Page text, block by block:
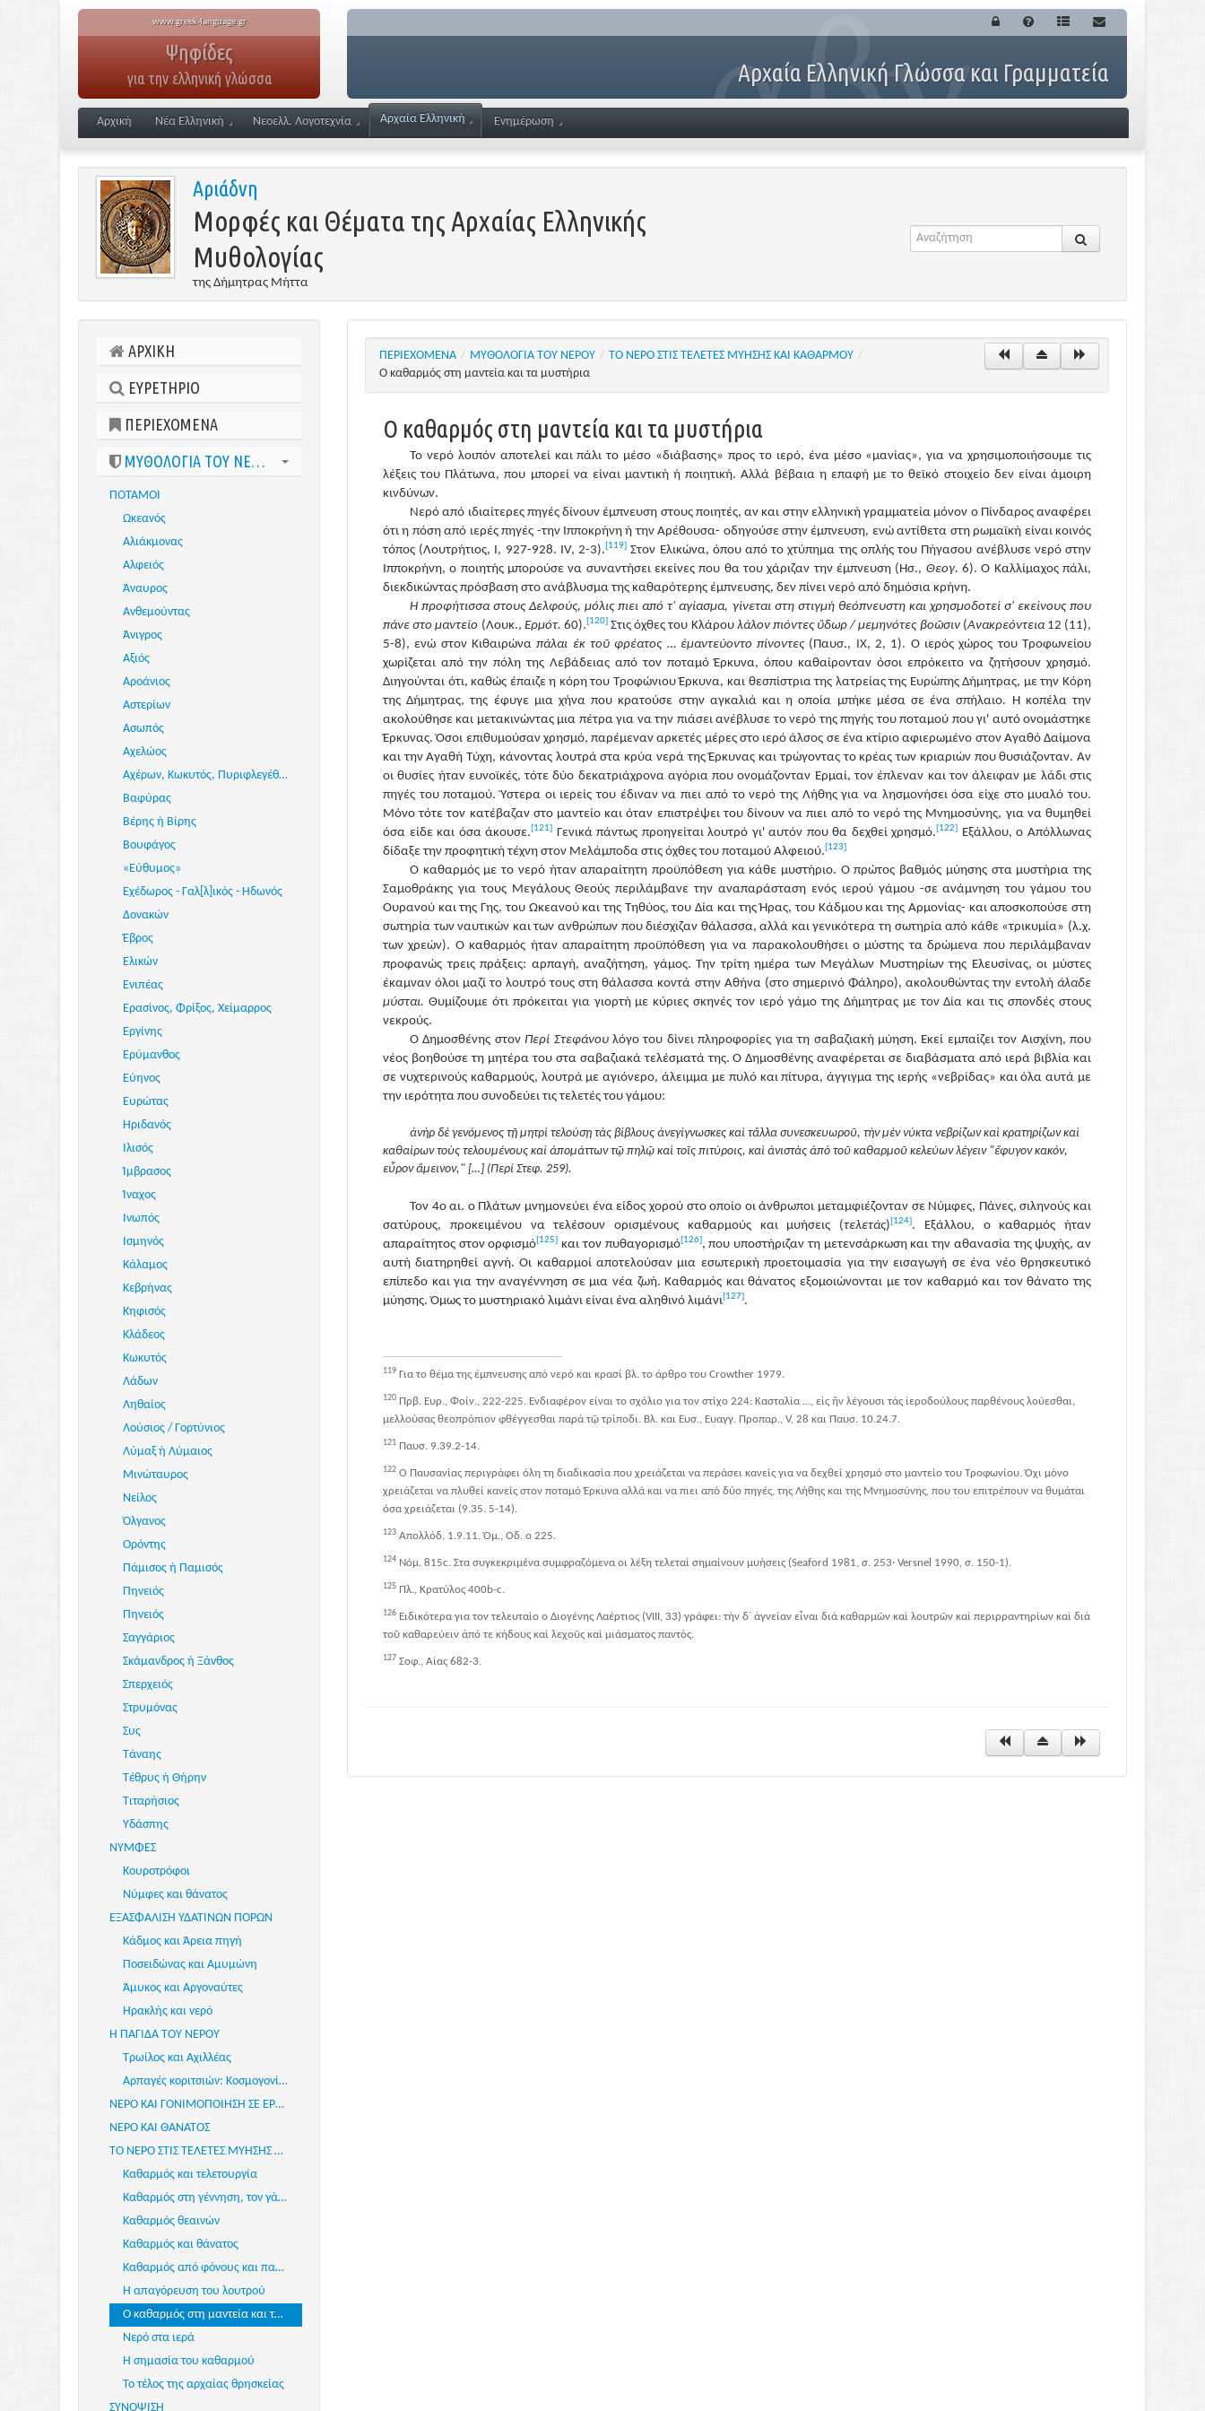
www.greek-language.gr
Ψηφίδες
για την ελληνική γλώσσα Αρχαία Ελληνική Γλώσσα και Γραμματεία
Αρχική Νέα Ελληνική Νεοελλ. Λογοτεχνία Αρχαία Ελληνική Ενημέρωση
Αριάδνη
Μορφές και Θέματα της Αρχαίας Ελληνικής
Μυθολογίας
της Δήμητρας Μήττα
ΑΡΧΙΚΗ
ΕΥΡΕΤΗΡΙΟ
ΠΕΡΙΕΧΟΜΕΝΑ
ΜΥΘΟΛΟΓΙΑ ΤΟΥ ΝΕΡΟΥ
ΠΟΤΑΜΟΙ
Ωκεανός
Αλιάκμονας
Αλφειός
Άναυρος
Ανθεμούντας
Άνιγρος
Αξιός
Αροάνιος
Αστερίων
Ασωπός
Αχελώος
Αχέρων, Κωκυτός, Πυριφλεγέθων
Βαφύρας
Βέρης ή Βίρης
Βουφάγος
«Εύθυμος»
Εχέδωρος - Γαλ[λ]ικός - Ηδωνός
Δονακών
Έβρος
Ελικών
Ενιπέας
Ερασίνος, Φρίξος, Χείμαρρος
Εργίνης
Ερύμανθος
Εύηνος
Ευρώτας
Ηριδανός
Ιλισός
Ίμβρασος
Ίναχος
Ινωπός
Ισμηνός
Κάλαμος
Κεβρήνας
Κηφισός
Κλάδεος
Κωκυτός
Λάδων
Ληθαίος
Λούσιος / Γορτύνιος
Λύμαξ ή Λύμαιος
Μινώταυρος
Νείλος
Όλγανος
Ορόντης
Πάμισος ή Παμισός
Πηνειός
Πηνειός
Σαγγάριος
Σκάμανδρος ή Ξάνθος
Σπερχειός
Στρυμόνας
Συς
Τάναης
Τέθρυς ή Θήρην
Τιταρήσιος
Υδάσπης
ΝΥΜΦΕΣ
Κουροτρόφοι
Νύμφες και θάνατος
ΕΞΑΣΦΑΛΙΣΗ ΥΔΑΤΙΝΩΝ ΠΟΡΩΝ
Κάδμος και Άρεια πηγή
Ποσειδώνας και Αμυμώνη
Άμυκος και Αργοναύτες
Ηρακλής και νερό
Η ΠΑΓΙΔΑ ΤΟΥ ΝΕΡΟΥ
Τρωίλος και Αχιλλέας
Αρπαγές κοριτσιών: Κοσμογονία, Γάμος, Θάνατος, Πολιτική
ΝΕΡΟ ΚΑΙ ΓΟΝΙΜΟΠΟΙΗΣΗ ΣΕ ΕΡΓΑ ΤΩΝ ΤΕΧΝΩΝ
ΝΕΡΟ ΚΑΙ ΘΑΝΑΤΟΣ
ΤΟ ΝΕΡΟ ΣΤΙΣ ΤΕΛΕΤΕΣ ΜΥΗΣΗΣ ΚΑΙ ΚΑΘΑΡΜΟΥ
Καθαρμός και τελετουργία
Καθαρμός στη γέννηση, τον γάμο, τον θάνατο
Καθαρμός θεαινών
Καθαρμός και θάνατος
Καθαρμός από φόνους και παράνοια
Η απαγόρευση του λουτρού
Ο καθαρμός στη μαντεία και τα μυστήρια
Νερό στα ιερά
Η σημασία του καθαρμού
Το τέλος της αρχαίας θρησκείας
ΣΥΝΟΨΙΣΗ
ΠΕΡΙΕΧΟΜΕΝΑ / ΜΥΘΟΛΟΓΙΑ ΤΟΥ ΝΕΡΟΥ / ΤΟ ΝΕΡΟ ΣΤΙΣ ΤΕΛΕΤΕΣ ΜΥΗΣΗΣ ΚΑΙ ΚΑΘΑΡΜΟΥ /
Ο καθαρμός στη μαντεία και τα μυστήρια
Ο καθαρμός στη μαντεία και τα μυστήρια
Το νερό λοιπόν αποτελεί και πάλι το μέσο «διάβασης» προς το ιερό, ένα μέσο «μανίας», για να χρησιμοποιήσουμε τις
λέξεις του Πλάτωνα, που μπορεί να είναι μαντική ή ποιητική. Αλλά βέβαια η επαφή με το θεϊκό στοιχείο δεν είναι άμοιρη
κινδύνων.
Νερό από ιδιαίτερες πηγές δίνουν έμπνευση στους ποιητές, αν και στην ελληνική γραμματεία μόνον ο Πίνδαρος αναφέρει
ότι η πόση από ιερές πηγές -την Ιπποκρήνη ή την Αρέθουσα- οδηγούσε στην έμπνευση, ενώ αντίθετα στη ρωμαϊκή είναι κοινός
τόπος (Λουτρήτιος, Ι, 927-928. IV, 2-3). [119]
Στον Ελικώνα, όπου από το χτύπημα της οπλής του Πήγασου ανέβλυσε νερό στην
Ιπποκρήνη, ο ποιητής μπορούσε να συναντήσει εκείνες που θα του χάριζαν την έμπνευση (Ησ., Θεογ. 6). Ο Καλλίμαχος πάλι,
διεκδικώντας πρόσβαση στο ανάβλυσμα της καθαρότερης έμπνευσης, δεν πίνει νερό από δημόσια κρήνη.
Η προφήτισσα στους Δελφούς, μόλις πιει από τ' αγίασμα, γίνεται στη στιγμή θεόπνευστη και χρησμοδοτεί σ' εκείνους που
πάνε στο μαντείο (Λουκ., Ερμότ. 60). [120] Στις όχθες του Κλάρου λάλον πιόντες ὓδωρ / μεμηνότες βοῶσιν(Ανακρεόντεια12 (11),
5-8), ενώ στον Κιθαιρώναπάλαι ἐκ τοῦ φρέατος … ἐμαντεύοντο πίνοντες(Παυσ., ΙΧ, 2, 1). Ο ιερός χώρος του Τροφωνείου
χωρίζεται από την πόλη της Λεβάδειας από τον ποταμό Έρκυνα, όπου καθαίρονταν όσοι επρόκειτο να ζητήσουν χρησμό.
Διηγούνται ότι, καθώς έπαιζε η κόρη του Τροφώνιου Έρκυνα, και θεσπίστρια της λατρείας της Ευρώπης Δήμητρας, με την Κόρη
της Δήμητρας, της έφυγε μια χήνα που κρατούσε στην αγκαλιά και η οποία μπήκε μέσα σε ένα σπήλαιο. Η κοπέλα την
ακολούθησε και μετακινώντας μια πέτρα για να την πιάσει ανέβλυσε το νερό της πηγής του ποταμού που γι' αυτό ονομάστηκε
Έρκυνας. Όσοι επιθυμούσαν χρησμό, παρέμεναν αρκετές μέρες στο ιερό άλσος σε ένα κτίριο αφιερωμένο στον Αγαθό Δαίμονα
και την Αγαθή Τύχη, κάνοντας λουτρά στα κρύα νερά της Έρκυνας και τρώγοντας το κρέας των κριαριών που θυσιάζονταν. Αν
οι θυσίες ήταν ευνοϊκές, τότε δύο δεκατριάχρονα αγόρια που ονομάζονταν Ερμαί, τον έπλεναν και τον άλειφαν με λάδι στις
πηγές του ποταμού. Ύστερα οι ιερείς του έδιναν να πιει από το νερό της Λήθης για να λησμονήσει όσα είχε στο μυαλό του.
Μόνο τότε τον κατέβαζαν στο μαντείο και όταν επιστρέψει του δίνουν να πιει από το νερό της Μνημοσύνης, για να θυμηθεί
όσα είδε και όσα άκουσε. [121] Γενικά πάντως προηγείται λουτρό γι' αυτόν που θα δεχθεί χρησμό. [122]
Εξάλλου, ο Απόλλωνας
δίδαξε την προφητική τέχνη στον Μελάμποδα στις όχθες του ποταμού Αλφειού. [123]
Ο καθαρμός με το νερό ήταν απαραίτητη προϋπόθεση για κάθε μυστήριο. Ο πρώτος βαθμός μύησης στα μυστήρια της
Σαμοθράκης για τους Μεγάλους Θεούς περιλάμβανε την αναπαράσταση ενός ιερού γάμου -σε ανάμνηση του γάμου του
Ουρανού και της Γης, του Ωκεανού και της Τηθύος, του Δία και της Ήρας, του Κάδμου και της Αρμονίας- και αποσκοπούσε στη
σωτηρία των ναυτικών και των ανθρώπων που διέσχιζαν θάλασσα, αλλά και γενικότερα τη σωτηρία από κάθε «τρικυμία» (λ.χ.
των χρεών). Ο καθαρμός ήταν απαραίτητη προϋπόθεση για να παρακολουθήσει ο μύστης τα δρώμενα που περιλάμβαναν
προφανώς τρεις πράξεις: αρπαγή, αναζήτηση, γάμος. Την τρίτη ημέρα των Μεγάλων Μυστηρίων της Ελευσίνας, οι μύστες
έκαμναν όλοι μαζί το λουτρό τους στη θάλασσα κοντά στην Αθήνα (στο σημερινό Φάληρο), ακολουθώντας την εντολή άλαδε
μύσται. Θυμίζουμε ότι πρόκειται για γιορτή με κύριες σκηνές τον ιερό γάμο της Δήμητρας με τον Δία και τις σπονδές στους
νεκρούς.
Ο Δημοσθένης στον Περί Στεφάνουλόγο του δίνει πληροφορίες για τη σαβαζιακή μύηση. Εκεί εμπαίζει τον Αισχίνη, που
νέος βοηθούσε τη μητέρα του στα σαβαζιακά τελέσματά της. Ο Δημοσθένης αναφέρεται σε διαβάσματα από ιερά βιβλία και
σε νυχτερινούς καθαρμούς, λουτρά με αγιόνερο, άλειμμα με πυλό και πίτυρα, άγγιγμα της ιερής «νεβρίδας» και όλα αυτά με
την ιερότητα που συνοδεύει τις τελετές του γάμου:
ἀνὴρ δὲ γενόμενος τῇ μητρὶ τελούσῃ τὰς βίβλους ἀνεγίγνωσκες καὶ τἄλλα συνεσκευωροῦ, τὴν μὲν νύκτα νεβρίζων καὶ κρατηρίζων καὶ
καθαίρων τοὺς τελουμένους καὶ ἀπομάττων τῷ πηλῷ καὶ τοῖς πιτύροις, καὶ ἀνιστὰς ἀπὸ τοῦ καθαρμοῦ κελεύων λέγειν "ἔφυγον κακόν,
εὗρον ἄμεινον," […] (Περί Στεφ. 259).
Τον 4ο αι. ο Πλάτων μνημονεύει ένα είδος χορού στο οποίο οι άνθρωποι μεταμφιέζονταν σε Νύμφες, Πάνες, σιληνούς και
σατύρους, προκειμένου να τελέσουν ορισμένους καθαρμούς και μυήσεις (τελετάς) [124] . Εξάλλου, ο καθαρμός ήταν
απαραίτητος στον ορφισμό [125] και τον πυθαγορισμό [126] , που υποστήριζαν τη μετενσάρκωση και την αθανασία της ψυχής, αν
αυτή διατηρηθεί αγνή. Οι καθαρμοί αποτελούσαν μια εσωτερική προετοιμασία για την εισαγωγή σε ένα νέο θρησκευτικό
επίπεδο και για την αναγέννηση σε μια νέα ζωή. Καθαρμός και θάνατος εξομοιώνονται με τον καθαρμό και τον θάνατο της
μύησης. Όμως το μυστηριακό λιμάνι είναι ένα αληθινό λιμάνι [127] .
119 Για το θέμα της έμπνευσης από νερό και κρασί βλ. το άρθρο του Crowther 1979.
120 Πρβ. Ευρ., Φοίν., 222-225. Ενδιαφέρον είναι το σχόλιο για τον στίχο 224: Κασταλία …, εἰς ἣν λέγουσι τὰς ἱεροδούλους παρθένους λούεσθαι,
μελλούσας θεοπρόπιον φθέγγεσθαι παρά τῷ τρίποδι. Βλ. και Ευσ., Ευαγγ. Προπαρ., V, 28 και Παυσ. 10.24.7.
121 Παυσ. 9.39.2-14.
122 Ο Παυσανίας περιγράφει όλη τη διαδικασία που χρειάζεται να περάσει κανείς για να δεχθεί χρησμό στο μαντείο του Τροφωνίου. Όχι μόνο
χρειάζεται να πλυθεί κανείς στον ποταμό Έρκυνα αλλά και να πιει από δύο πηγές, της Λήθης και της Μνημοσύνης, που του επιτρέπουν να θυμάται
όσα χρειάζεται (9.35. 5-14).
123 Απολλόδ. 1.9.11. Όμ., Οδ. ο 225.
124 Νόμ. 815c. Στα συγκεκριμένα συμφραζόμενα οι λέξη τελεταὶ σημαίνουν μυήσεις (Seaford 1981, σ. 253· Versnel 1990, σ. 150-1).
125 Πλ., Κρατύλος 400b-c.
126 Ειδικότερα για τον τελευταίο ο Διογένης Λαέρτιος (VIII, 33) γράφει: τὴν δ᾽ ἁγνείαν εἶναι διὰ καθαρμῶν καὶ λουτρῶν καὶ περιρραντηρίων καὶ διὰ
τοῦ καθαρεύειν ἀπό τε κήδους καὶ λεχοῦς καὶ μιάσματος παντὸς.
127 Σοφ., Αίας 682-3.